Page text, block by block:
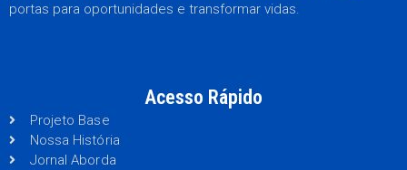
portas para oportunidades e transformar vidas.
Acesso Rápido
Projeto Base
Nossa História
Jornal Aborda